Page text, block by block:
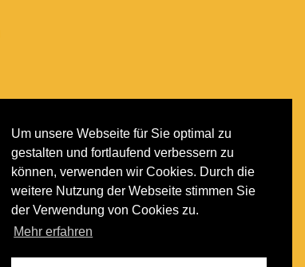
Um unsere Webseite für Sie optimal zu
gestalten und fortlaufend verbessern zu
können, verwenden wir Cookies. Durch die
weitere Nutzung der Webseite stimmen Sie
der Verwendung von Cookies zu.
Mehr erfahren